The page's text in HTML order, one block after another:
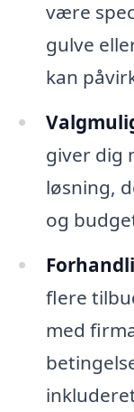
være
gulve
kan
giver dig
løsning,
og
flere
med